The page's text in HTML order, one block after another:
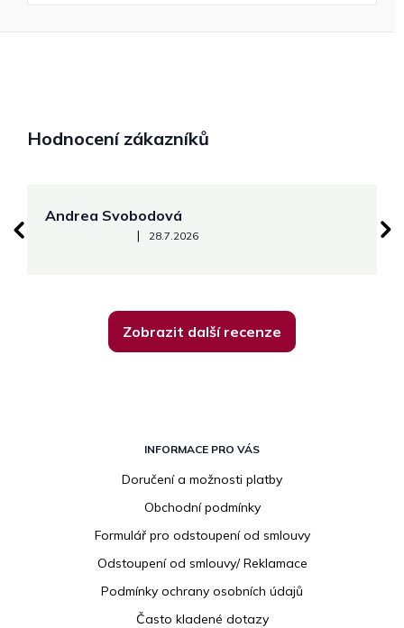
Hodnocení zákazníků
Andrea Svobodová
Hodnocení obchodu je 5 z 5 hvězdiček.
| 28.7.2026
Zobrazit další recenze
INFORMACE PRO VÁS
Doručení a možnosti platby
Obchodní podmínky
Formulář pro odstoupení od smlouvy
Odstoupení od smlouvy/ Reklamace
Podmínky ochrany osobních údajů
Často kladené dotazy